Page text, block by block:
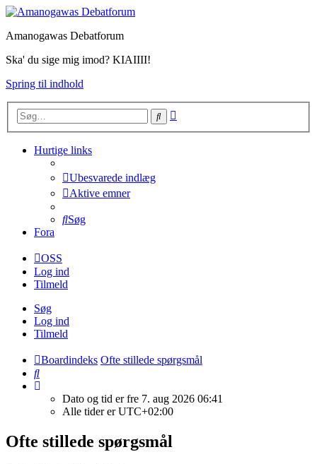
Amanogawas Debatforum
Ska' du sige mig imod? KIAIIII!
Spring til indhold
Søg
Hurtige links
Ubesvarede indlæg
Aktive emner
Søg
Fora
OSS
Log ind
Tilmeld
Søg
Log ind
Tilmeld
Boardindeks Ofte stillede spørgsmål
Søg
Dato og tid er fre 7. aug 2026 06:41
Alle tider erUTC+02:00
Ofte stillede spørgsmål